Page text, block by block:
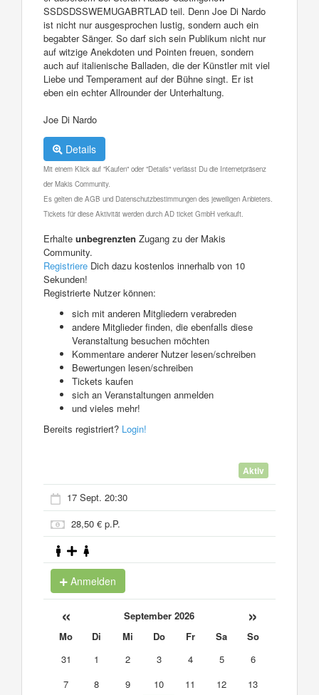
SSDSDSSWEMUGABRTLAD teil. Denn Joe Di Nardo
ist nicht nur ausgesprochen lustig, sondern auch ein
begabter Sänger. So darf sich sein Publikum nicht nur
auf witzige Anekdoten und Pointen freuen, sondern
auch auf italienische Balladen, die der Künstler mit viel
Liebe und Temperament auf der Bühne singt. Er ist
eben ein echter Allrounder der Unterhaltung.
Joe Di Nardo
Details
Mit einem Klick auf "Kaufen" oder "Details" verlässt Du die Internetpräsenz
der Makis Community.
Es gelten die AGB und Datenschutzbestimmungen des jeweiligen Anbieters.
Tickets für diese Aktivität werden durch AD ticket GmbH verkauft.
Erhalte unbegrenzten Zugang zu der Makis
Community.
Registriere Dich dazu kostenlos innerhalb von 10
Sekunden!
Registrierte Nutzer können:
sich mit anderen Mitgliedern verabreden
andere Mitglieder finden, die ebenfalls diese
Veranstaltung besuchen möchten
Kommentare anderer Nutzer lesen/schreiben
Bewertungen lesen/schreiben
Tickets kaufen
sich an Veranstaltungen anmelden
und vieles mehr!
Bereits registriert? Login!
Aktiv
17 Sept. 20:30
28,50 € p.P.
Anmelden
« September 2026 »
Mo Di Mi Do Fr Sa
So
31
1 2 3 4 5
6
7
8 9 10 11 12
13